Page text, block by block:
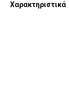
Χαρακτηριστικά